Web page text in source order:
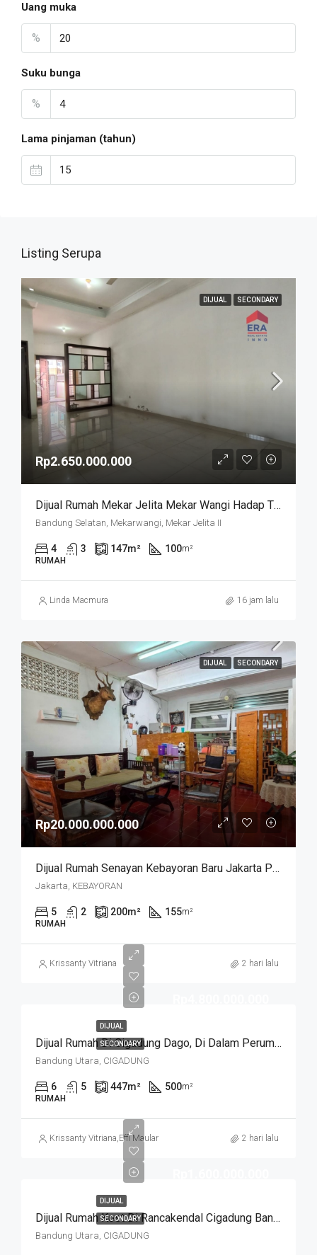
Uang muka
%
Suku bunga
%
Lama pinjaman (tahun)
Listing Serupa
DIJUAL SECONDARY
Rp2.650.000.000
Dijual Rumah Mekar Jelita Mekar Wangi Hadap Timur Harga Di Bawah 3 M
Bandung Selatan, Mekarwangi, Mekar Jelita II
4 3 147m² 100m²
RUMAH
Linda Macmura 16 jam lalu
DIJUAL SECONDARY
Rp20.000.000.000
Dijual Rumah Senayan Kebayoran Baru Jakarta Pusat
Jakarta, KEBAYORAN
5 2 200m² 155m²
RUMAH
Krissanty Vitriana 2 hari lalu
DIJUAL
SECONDARY Dijual Rumah Di Cigadung Dago, Di Dalam Perumahan, Lokasi Strategis Siap Huni Semi Furnished
Bandung Utara, CIGADUNG
6 5 447m² 500m²
RUMAH
Krissanty Vitriana,Effi Maulani 2 hari lalu
DIJUAL
SECONDARY Dijual Rumah Kost Di Rancakendal Cigadung Bandung
Bandung Utara, CIGADUNG